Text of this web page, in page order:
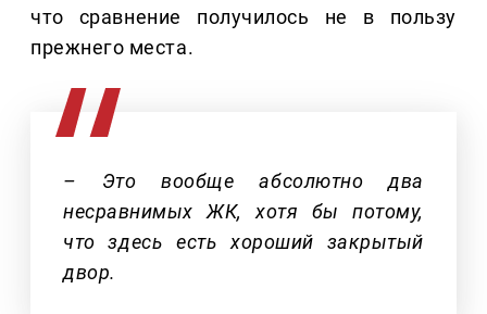
что сравнение получилось не в пользу
прежнего места.
– Это вообще абсолютно два
несравнимых ЖК, хотя бы потому,
что здесь есть хороший закрытый
двор.